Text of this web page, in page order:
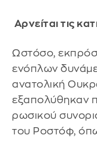
Αρνείται τις
Ωστόσο,
ενόπλων
ανατολική
εξαπολύθηκαν
ρωσικού
του Ροστόφ,